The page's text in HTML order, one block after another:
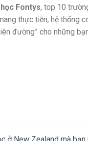
Fontys, top 10
thực tiễn, hệ thống
đường” cho những
ở New Zealand mà bạn